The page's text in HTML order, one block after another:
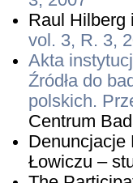
Raul
vol. 3, R. 3,
Akta
Źródła do
polskich.
Centrum
Denuncjacje
Łowiczu –